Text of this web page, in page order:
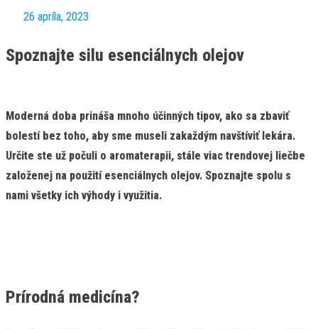
26 apríla, 2023
Spoznajte silu esenciálnych olejov
Moderná doba prináša mnoho účinných tipov, ako sa zbaviť
bolestí bez toho, aby sme museli zakaždým navštíviť lekára.
Určite ste už počuli o aromaterapii, stále viac trendovej liečbe
založenej na použití esenciálnych olejov. Spoznajte spolu s
nami všetky ich výhody i využitia.
Prírodná medicína?